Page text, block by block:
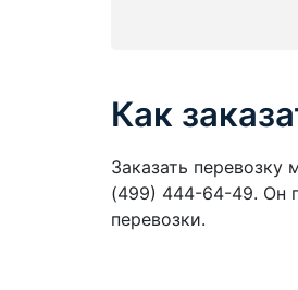
Как
Заказать
(499) 444-64-49. Он
перевозки.